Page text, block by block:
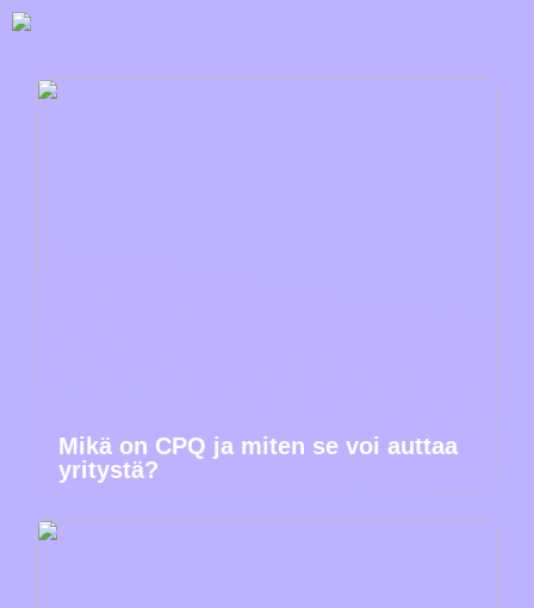
Mikä on CPQ ja miten se voi auttaa
yritystä?